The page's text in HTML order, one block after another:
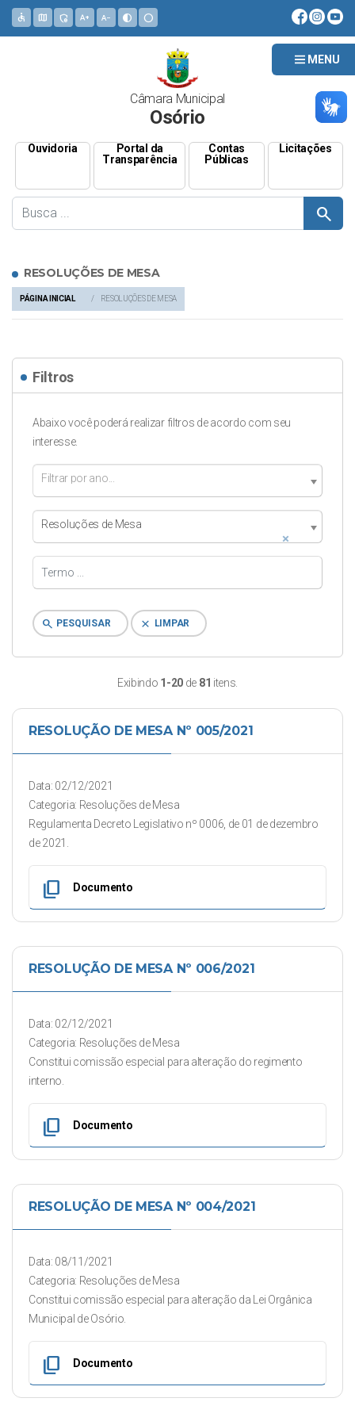
MENU
accessible map admin_panel_settings text_increase text_decrease contrast circle
Câmara Municipal
Osório
Ouvidoria
Portal da
Transparência
Contas
Públicas
Licitações
search
RESOLUÇÕES DE MESA
PÁGINA INICIAL RESOLUÇÕES DE MESA
Exibindo 1-20 de 81 itens.
RESOLUÇÃO DE MESA Nº 005/2021
Data: 02/12/2021
Categoria: Resoluções de Mesa
Regulamenta Decreto Legislativo nº 0006, de 01 de dezembro
de 2021.
content_copy Documento
RESOLUÇÃO DE MESA Nº 006/2021
Data: 02/12/2021
Categoria: Resoluções de Mesa
Constitui comissão especial para alteração do regimento
interno.
content_copy Documento
RESOLUÇÃO DE MESA Nº 004/2021
Data: 08/11/2021
Categoria: Resoluções de Mesa
Constitui comissão especial para alteração da Lei Orgânica
Municipal de Osório.
content_copy Documento
Filtros
Abaixo você poderá realizar filtros de acordo com seu
interesse.
Filtrar por ano...
×
Resoluções de Mesa
search PESQUISAR clear LIMPAR